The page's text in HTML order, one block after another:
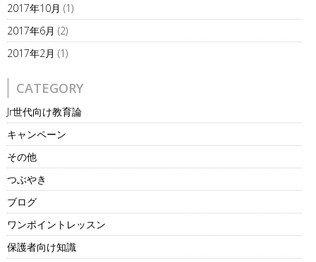
2017年10月 (1)
2017年6月 (2)
2017年2月 (1)
CATEGORY
Jr世代向け教育論
キャンペーン
その他
つぶやき
ブログ
ワンポイントレッスン
保護者向け知識